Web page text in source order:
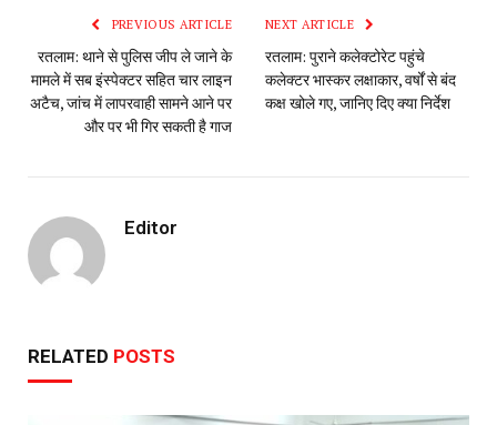
PREVIOUS ARTICLE
रतलाम: थाने से पुलिस जीप ले जाने के
मामले में सब इंस्पेक्टर सहित चार लाइन
अटैच, जांच में लापरवाही सामने आने पर
और पर भी गिर सकती है गाज
NEXT ARTICLE
रतलाम: पुराने कलेक्टोरेट पहुंचे
कलेक्टर भास्कर लक्षाकार, वर्षों से बंद
कक्ष खोले गए, जानिए दिए क्या निर्देश
Editor
RELATED POSTS